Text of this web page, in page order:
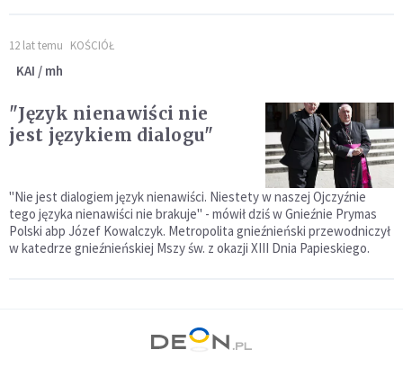
12 lat temu KOŚCIÓŁ
KAI / mh
"Język nienawiści nie
jest językiem dialogu"
"Nie jest dialogiem język nienawiści. Niestety w naszej Ojczyźnie
tego języka nienawiści nie brakuje" - mówił dziś w Gnieźnie Prymas
Polski abp Józef Kowalczyk. Metropolita gnieźnieński przewodniczył
w katedrze gnieźnieńskiej Mszy św. z okazji XIII Dnia Papieskiego.